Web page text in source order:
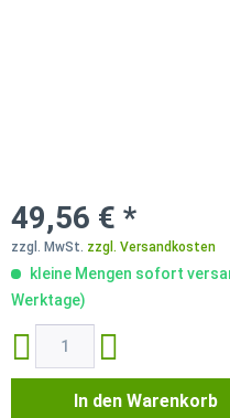
49,56 € *
zzgl. MwSt. zzgl. Versandkosten
kleine Mengen sofort
Werktage)
In den Warenkorb